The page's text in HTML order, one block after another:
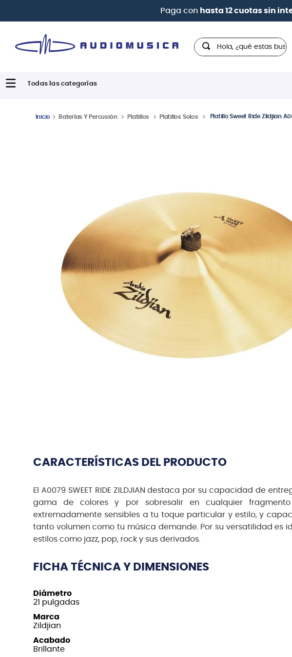
| Paga
Hola, ¿qué estas
Baterías Y Percusión Platillos Platillos Solos Platillo Sweet Ride Zildjian
CARACTERÍSTICAS DEL PRODUCTO
El A0079 SWEET RIDE ZILDJIAN destaca por su capacidad de
gama de colores y por sobresalir en cualquier fragmento
extremadamente sensibles a tu toque particular y estilo, y
tanto volumen como tu música demande. Por su versatilidad es
estilos como jazz, pop, rock y sus derivados.
FICHA TÉCNICA Y DIMENSIONES
Diámetro
21 pulgadas
Marca
Zildjian
Acabado
Brillante